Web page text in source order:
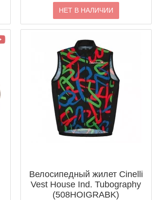
НЕТ В НАЛИЧИИ
Велосипедный жилет Cinelli
Vest House Ind. Tubography
(508HOIGRABK)